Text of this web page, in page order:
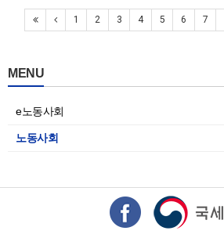
1 2 3 4 5 6 7
MENU
e노동사회
노동사회